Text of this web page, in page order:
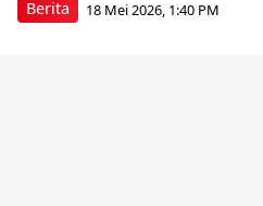
Berita 18 Mei 2026, 1:40 PM